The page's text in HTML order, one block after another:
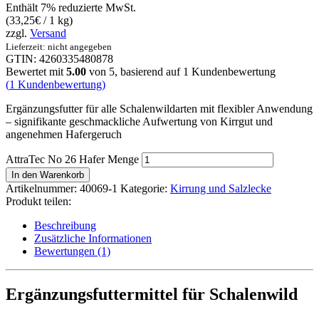
Enthält 7% reduzierte MwSt.
(33,25€ / 1 kg)
zzgl. Versand
Lieferzeit: nicht angegeben
GTIN: 4260335480878
Bewertet mit 5.00 von 5, basierend auf 1 Kundenbewertung
(1 Kundenbewertung)
Ergänzungsfutter für alle Schalenwildarten mit flexibler Anwendung
– signifikante geschmackliche Aufwertung von Kirrgut und
angenehmen Hafergeruch
AttraTec No 26 Hafer Menge
In den Warenkorb
Artikelnummer: 40069-1 Kategorie: Kirrung und Salzlecke
Produkt teilen:
Beschreibung
Zusätzliche Informationen
Bewertungen (1)
Ergänzungsfuttermittel für Schalenwild